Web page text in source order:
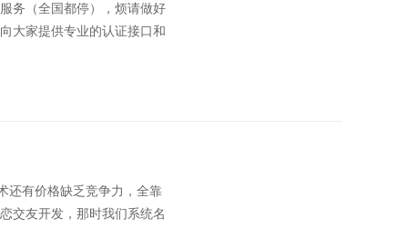
务（全国都停），烦请做好
大家提供专业的认证接口和
有价格缺乏竞争力，全靠
交友开发，那时我们系统名